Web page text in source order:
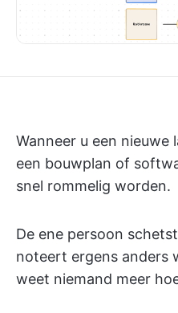
Wanneer u een
een bouwplan of
snel rommelig worden.
De ene persoon
noteert ergens anders
weet niemand meer